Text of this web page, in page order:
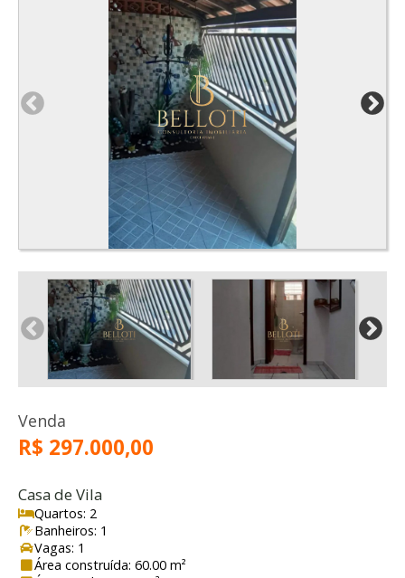
Venda
R$ 297.000,00
Casa de Vila
Quartos: 2
Banheiros: 1
Vagas: 1
Área construída: 60.00 m²